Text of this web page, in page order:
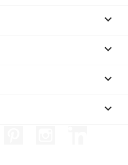



keyboard_arrow_down